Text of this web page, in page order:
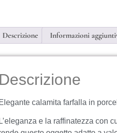
Descrizione Informazioni
Descrizione
Elegante calamita farfalla in
L’eleganza e la raffinatezza con